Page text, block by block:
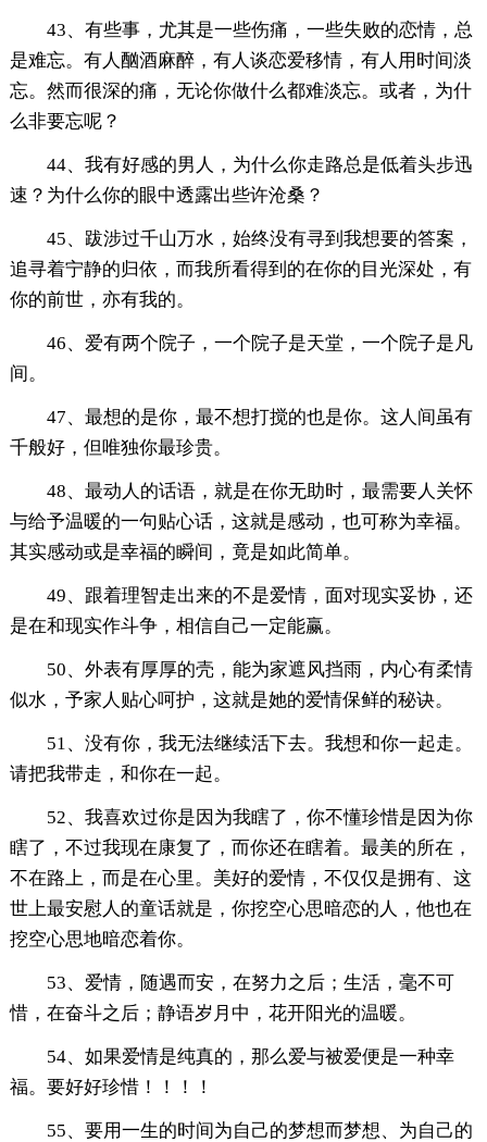
43、有些事，尤其是一些伤痛，一些失败的恋情，总
是难忘。有人酗酒麻醉，有人谈恋爱移情，有人用时间淡
忘。然而很深的痛，无论你做什么都难淡忘。或者，为什
么非要忘呢？
44、我有好感的男人，为什么你走路总是低着头步迅
速？为什么你的眼中透露出些许沧桑？
45、跋涉过千山万水，始终没有寻到我想要的答案，
追寻着宁静的归依，而我所看得到的在你的目光深处，有
你的前世，亦有我的。
46、爱有两个院子，一个院子是天堂，一个院子是凡
间。
47、最想的是你，最不想打搅的也是你。这人间虽有
千般好，但唯独你最珍贵。
48、最动人的话语，就是在你无助时，最需要人关怀
与给予温暖的一句贴心话，这就是感动，也可称为幸福。
其实感动或是幸福的瞬间，竟是如此简单。
49、跟着理智走出来的不是爱情，面对现实妥协，还
是在和现实作斗争，相信自己一定能赢。
50、外表有厚厚的壳，能为家遮风挡雨，内心有柔情
似水，予家人贴心呵护，这就是她的爱情保鲜的秘诀。
51、没有你，我无法继续活下去。我想和你一起走。
请把我带走，和你在一起。
52、我喜欢过你是因为我瞎了，你不懂珍惜是因为你
瞎了，不过我现在康复了，而你还在瞎着。最美的所在，
不在路上，而是在心里。美好的爱情，不仅仅是拥有、这
世上最安慰人的童话就是，你挖空心思暗恋的人，他也在
挖空心思地暗恋着你。
53、爱情，随遇而安，在努力之后；生活，毫不可
惜，在奋斗之后；静语岁月中，花开阳光的温暖。
54、如果爱情是纯真的，那么爱与被爱便是一种幸
福。要好好珍惜！！！！
55、要用一生的时间为自己的梦想而梦想、为自己的